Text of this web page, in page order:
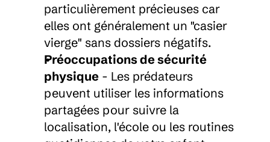
particulièrement précieuses car
elles ont généralement un "casier
vierge" sans dossiers négatifs.
Préoccupations de sécurité
physique - Les prédateurs
peuvent utiliser les informations
partagées pour suivre la
localisation, l'école ou les routines